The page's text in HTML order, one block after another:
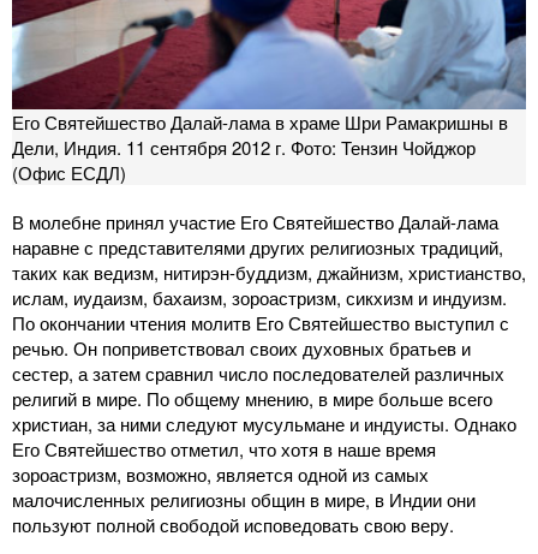
Его Святейшество Далай-лама в храме Шри Рамакришны в
Дели, Индия. 11 сентября 2012 г. Фото: Тензин Чойджор
(Офис ЕСДЛ)
В молебне принял участие Его Святейшество Далай-лама
наравне с представителями других религиозных традиций,
таких как ведизм, нитирэн-буддизм, джайнизм, христианство,
ислам, иудаизм, бахаизм, зороастризм, сикхизм и индуизм.
По окончании чтения молитв Его Святейшество выступил с
речью. Он поприветствовал своих духовных братьев и
сестер, а затем сравнил число последователей различных
религий в мире. По общему мнению, в мире больше всего
христиан, за ними следуют мусульмане и индуисты. Однако
Его Святейшество отметил, что хотя в наше время
зороастризм, возможно, является одной из самых
малочисленных религиозны общин в мире, в Индии они
пользуют полной свободой исповедовать свою веру.